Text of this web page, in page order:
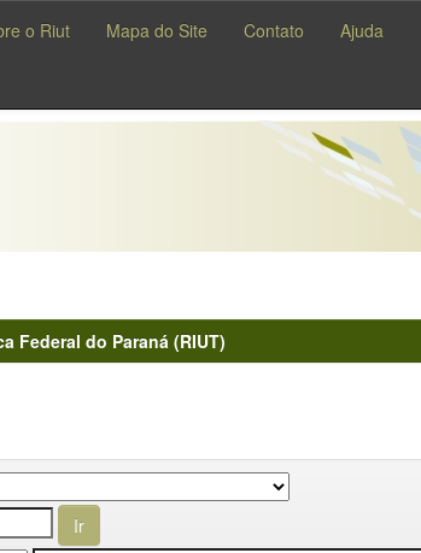
o Riut Mapa do Site Contato Ajuda
Federal do Paraná (RIUT)